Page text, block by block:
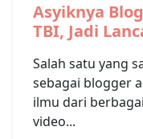
Asyiknya
TBI, Jadi
Salah satu yang
sebagai blogger
ilmu dari
video...